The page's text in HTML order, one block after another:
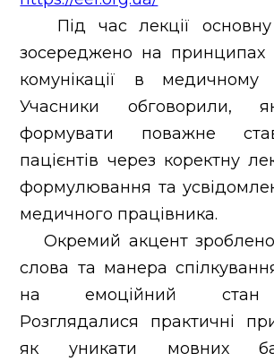
Під час лекції основну
зосереджено на принципах
комунікації в медичному
Учасники обговорили,
формувати поважне
пацієнтів через коректну
формулювання та
медичного працівника.
Окремий акцент
слова та манера
на емоційний стан
Розглядалися практичні
як уникати мовних